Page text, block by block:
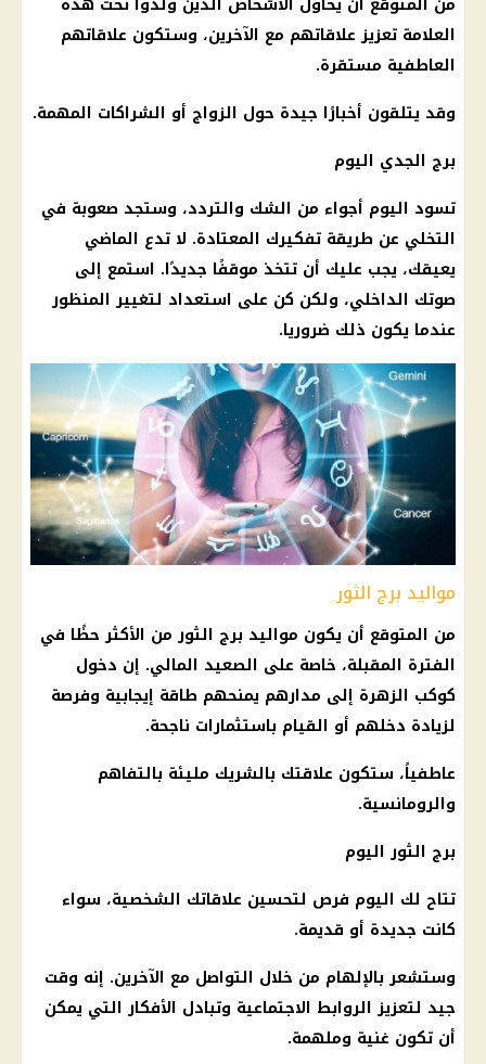
العلامة تعزيز علاقاتهم مع الآخرين، وستكون علاقاتهم
العاطفية مستقرة.
وقد يتلقون أخبارًا جيدة حول الزواج أو الشراكات المهمة.
برج الجدي اليوم
تسود اليوم أجواء من الشك والتردد، وستجد صعوبة في
التخلي عن طريقة تفكيرك المعتادة. لا تدع الماضي
يعيقك، يجب عليك أن تتخذ موقفًا جديدًا. استمع إلى
صوتك الداخلي، ولكن كن على استعداد لتغيير المنظور
عندما يكون ذلك ضروريا.
مواليد برج الثور
من المتوقع أن يكون مواليد برج الثورمن الأكثر حظًا في
الفترة المقبلة، خاصة على الصعيد المالي. إن دخول
كوكب الزهرة إلى مدارهم يمنحهم طاقة إيجابية وفرصة
لزيادة دخلهم أو القيام باستثمارات ناجحة.
عاطفياً، ستكون علاقتك بالشريك مليئة بالتفاهم
والرومانسية.
برج الثوراليوم
تتاح لك اليوم فرص لتحسين علاقاتك الشخصية، سواء
كانت جديدة أو قديمة.
وستشعر بالإلهام من خلال التواصل مع الآخرين. إنه وقت
جيد لتعزيز الروابط الاجتماعية وتبادل الأفكار التي يمكن
أن تكون غنية وملهمة.